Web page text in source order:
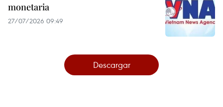
monetaria
27/07/2026 09:49
Descargar